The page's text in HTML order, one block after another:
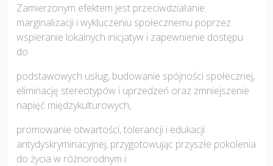
Zamierzonym efektem jest przeciwdziałanie
marginalizacji i wykluczeniu społecznemu poprzez
wspieranie lokalnych inicjatyw i zapewnienie dostępu
do
podstawowych usług, budowanie spójności społecznej,
eliminację stereotypów i uprzedzeń oraz zmniejszenie
napięć międzykulturowych,
promowanie otwartości, tolerancji i edukacji
antydyskryminacyjnej, przygotowując przyszłe pokolenia
do życia w różnorodnym i